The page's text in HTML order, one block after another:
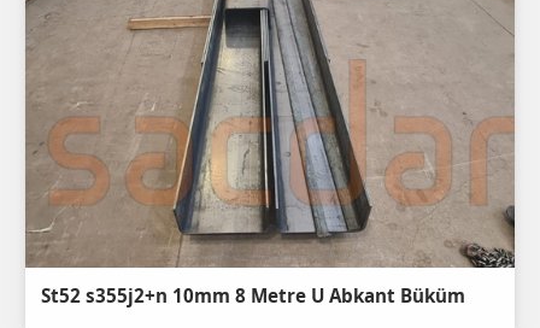
St52 s355j2+n 10mm 8 Metre U Abkant Büküm